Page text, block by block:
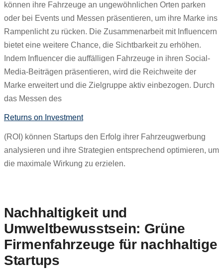
können ihre Fahrzeuge an ungewöhnlichen Orten parken
oder bei Events und Messen präsentieren, um ihre Marke ins
Rampenlicht zu rücken. Die Zusammenarbeit mit Influencern
bietet eine weitere Chance, die Sichtbarkeit zu erhöhen.
Indem Influencer die auffälligen Fahrzeuge in ihren Social-
Media-Beiträgen präsentieren, wird die Reichweite der
Marke erweitert und die Zielgruppe aktiv einbezogen. Durch
das Messen des
Returns on Investment
(ROI) können Startups den Erfolg ihrer Fahrzeugwerbung
analysieren und ihre Strategien entsprechend optimieren, um
die maximale Wirkung zu erzielen.
Nachhaltigkeit und
Umweltbewusstsein: Grüne
Firmenfahrzeuge für nachhaltige
Startups